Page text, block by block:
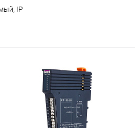
IP